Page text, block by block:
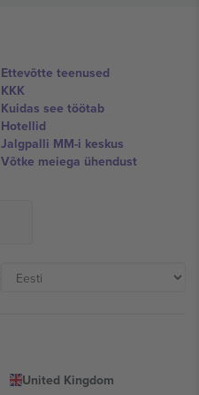
Ettevõtte teenused
KKK
Kuidas see töötab
Hotellid
Jalgpalli MM-i keskus
Võtke meiega ühendust
United Kingdom